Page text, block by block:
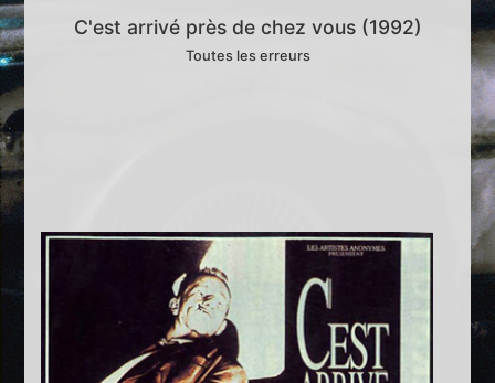
C'est arrivé près de chez vous (1992)
Toutes les erreurs